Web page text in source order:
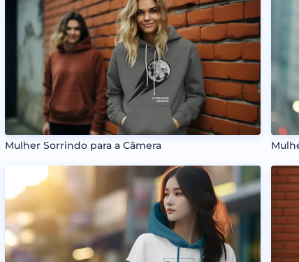
Mulher Sorrindo para a Câmera